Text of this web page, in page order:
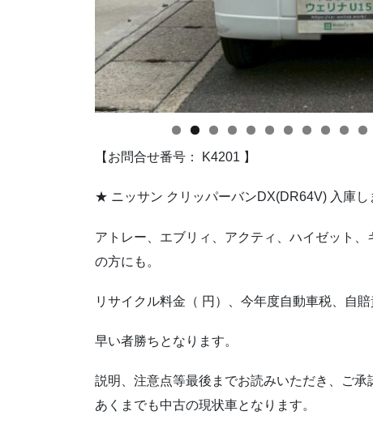
【お問合せ番号： K4201 】
★ ニッサン クリッパーバンDX(DR64V) 入庫し
アトレー、エブリィ、アクティ、ハイゼット
の方にも。
リサイクル料金（ 円）、今年度自動車税、自
早い者勝ちとなります。
説明、注意点等最後までお読みいただき、ご承
あくまでも中古の現状車となります。